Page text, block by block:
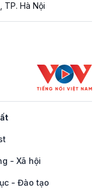
TP. Hà Nội
- Xã hội
- Đào tạo